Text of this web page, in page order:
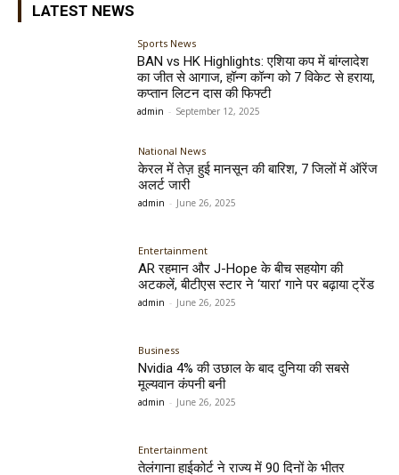
LATEST NEWS
Sports News
BAN vs HK Highlights: एशिया कप में बांग्लादेश
का जीत से आगाज, हॉन्ग कॉन्ग को 7 विकेट से हराया,
कप्तान लिटन दास की फिफ्टी
admin - September 12, 2025
National News
केरल में तेज़ हुई मानसून की बारिश, 7 जिलों में ऑरेंज
अलर्ट जारी
admin - June 26, 2025
Entertainment
AR रहमान और J-Hope के बीच सहयोग की
अटकलें, बीटीएस स्टार ने ‘यारा’ गाने पर बढ़ाया ट्रेंड
admin - June 26, 2025
Business
Nvidia 4% की उछाल के बाद दुनिया की सबसे
मूल्यवान कंपनी बनी
admin - June 26, 2025
Entertainment
तेलंगाना हाईकोर्ट ने राज्य में 90 दिनों के भीतर